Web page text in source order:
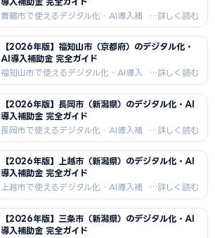
法・採択事例・申請のコツを紹介しま
す。
舞鶴市で使えるデジタル化・AI導入補
助金を徹底解説。造船（ジャパンマリ
ンユナイテッド）・水産加工・港湾物
流・観光で新事業に取り組む舞鶴市の
事業者向けに、IT導入補助金と市独自
制度の活用法・採択事例・申請のコツ
を紹介します。
【2026年版】福知山市（京都府）のデジタル化・
AI導入補助金 完全ガイド
福知山市で使えるデジタル化・AI導入
補助金を徹底解説。繊維・食品加工・
物流・農業で新事業に取り組む福知山
市の事業者向けに、IT導入補助金と市
独自制度の活用法・採択事例・申請の
コツを紹介します。
【2026年版】長岡市（新潟県）のデジタル化・AI
導入補助金 完全ガイド
長岡市で使えるデジタル化・AI導入補
助金を徹底解説。IT導入補助金・もの
づくり補助金・市独自補助金の申請方
法・採択事例・支援機関情報を2026
年最新版でお届けします。工作機械・
精密機器・米菓・電子部品・化学産業
向けAI・DX補助金情報。
【2026年版】上越市（新潟県）のデジタル化・AI
導入補助金 完全ガイド
上越市で使えるデジタル化・AI導入補
助金を徹底解説。IT導入補助金・もの
づくり補助金・市独自補助金の申請方
法・採択事例・支援機関情報を2026
年最新版でお届けします。電子部品・
【2026年版】三条市（新潟県）のデジタル化・AI
導入補助金 完全ガイド